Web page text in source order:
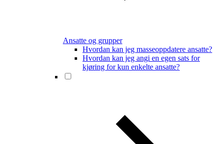
Ansatte og grupper
Hvordan kan jeg masseoppdatere ansatte?
Hvordan kan jeg angi en egen sats for
kjøring for kun enkelte ansatte?